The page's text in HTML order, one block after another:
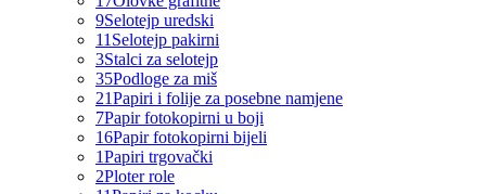
9Selotejp uredski
11 Selotejp pakirni
3Stalci za selotejp
35Podloge za miš
21Papiri i folije za posebne namjene
7Papir fotokopirni u boji
16Papir fotokopirni bijeli
1Papiri trgovački
2Ploter role